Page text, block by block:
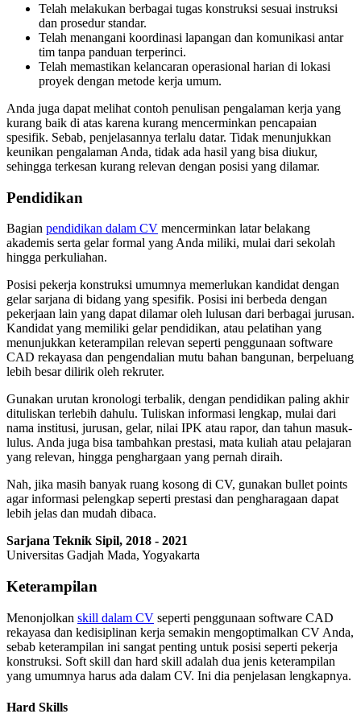
Telah melakukan berbagai tugas konstruksi sesuai instruksi
dan prosedur standar.
Telah menangani koordinasi lapangan dan komunikasi antar
tim tanpa panduan terperinci.
Telah memastikan kelancaran operasional harian di lokasi
proyek dengan metode kerja umum.
Anda juga dapat melihat contoh penulisan pengalaman kerja yang
kurang baik di atas karena kurang mencerminkan pencapaian
spesifik. Sebab, penjelasannya terlalu datar. Tidak menunjukkan
keunikan pengalaman Anda, tidak ada hasil yang bisa diukur,
sehingga terkesan kurang relevan dengan posisi yang dilamar.
Pendidikan
Bagian pendidikan dalam CV mencerminkan latar belakang
akademis serta gelar formal yang Anda miliki, mulai dari sekolah
hingga perkuliahan.
Posisi pekerja konstruksi umumnya memerlukan kandidat dengan
gelar sarjana di bidang yang spesifik. Posisi ini berbeda dengan
pekerjaan lain yang dapat dilamar oleh lulusan dari berbagai jurusan.
Kandidat yang memiliki gelar pendidikan, atau pelatihan yang
menunjukkan keterampilan relevan seperti penggunaan software
CAD rekayasa dan pengendalian mutu bahan bangunan, berpeluang
lebih besar dilirik oleh rekruter.
Gunakan urutan kronologi terbalik, dengan pendidikan paling akhir
dituliskan terlebih dahulu. Tuliskan informasi lengkap, mulai dari
nama institusi, jurusan, gelar, nilai IPK atau rapor, dan tahun masuk-
lulus. Anda juga bisa tambahkan prestasi, mata kuliah atau pelajaran
yang relevan, hingga penghargaan yang pernah diraih.
Nah, jika masih banyak ruang kosong di CV, gunakan bullet points
agar informasi pelengkap seperti prestasi dan pengharagaan dapat
lebih jelas dan mudah dibaca.
Sarjana Teknik Sipil, 2018 - 2021
Universitas Gadjah Mada, Yogyakarta
Keterampilan
Menonjolkan skill dalam CV seperti penggunaan software CAD
rekayasa dan kedisiplinan kerja semakin mengoptimalkan CV Anda,
sebab keterampilan ini sangat penting untuk posisi seperti pekerja
konstruksi. Soft skill dan hard skill adalah dua jenis keterampilan
yang umumnya harus ada dalam CV. Ini dia penjelasan lengkapnya.
Hard Skills